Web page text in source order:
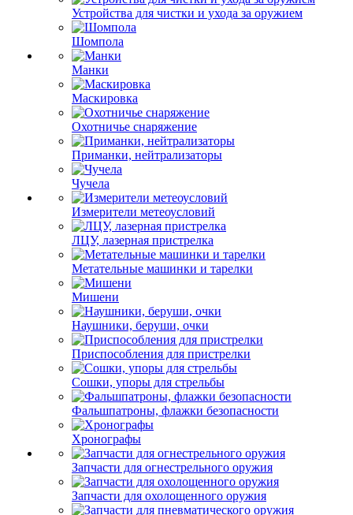
Устройства для чистки и ухода за оружием
Шомпола
Манки
Маскировка
Охотничье снаряжение
Приманки, нейтрализаторы
Чучела
Измерители метеоусловий
ЛЦУ, лазерная пристрелка
Метательные машинки и тарелки
Мишени
Наушники, беруши, очки
Приспособления для пристрелки
Сошки, упоры для стрельбы
Фальшпатроны, флажки безопасности
Хронографы
Запчасти для огнестрельного оружия
Запчасти для охолощенного оружия